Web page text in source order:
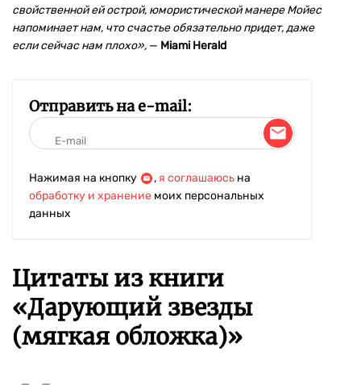
свойственной ей острой, юмористической манере Мойес
напоминает нам, что счастье обязательно придет, даже
если сейчас нам плохо», — Miami Herald
Отправить на e-mail:
Нажимая на кнопку , я соглашаюсь на
обработку и хранение моих персональных
данных
Цитаты из книги
«Дарующий звезды
(мягкая обложка)»